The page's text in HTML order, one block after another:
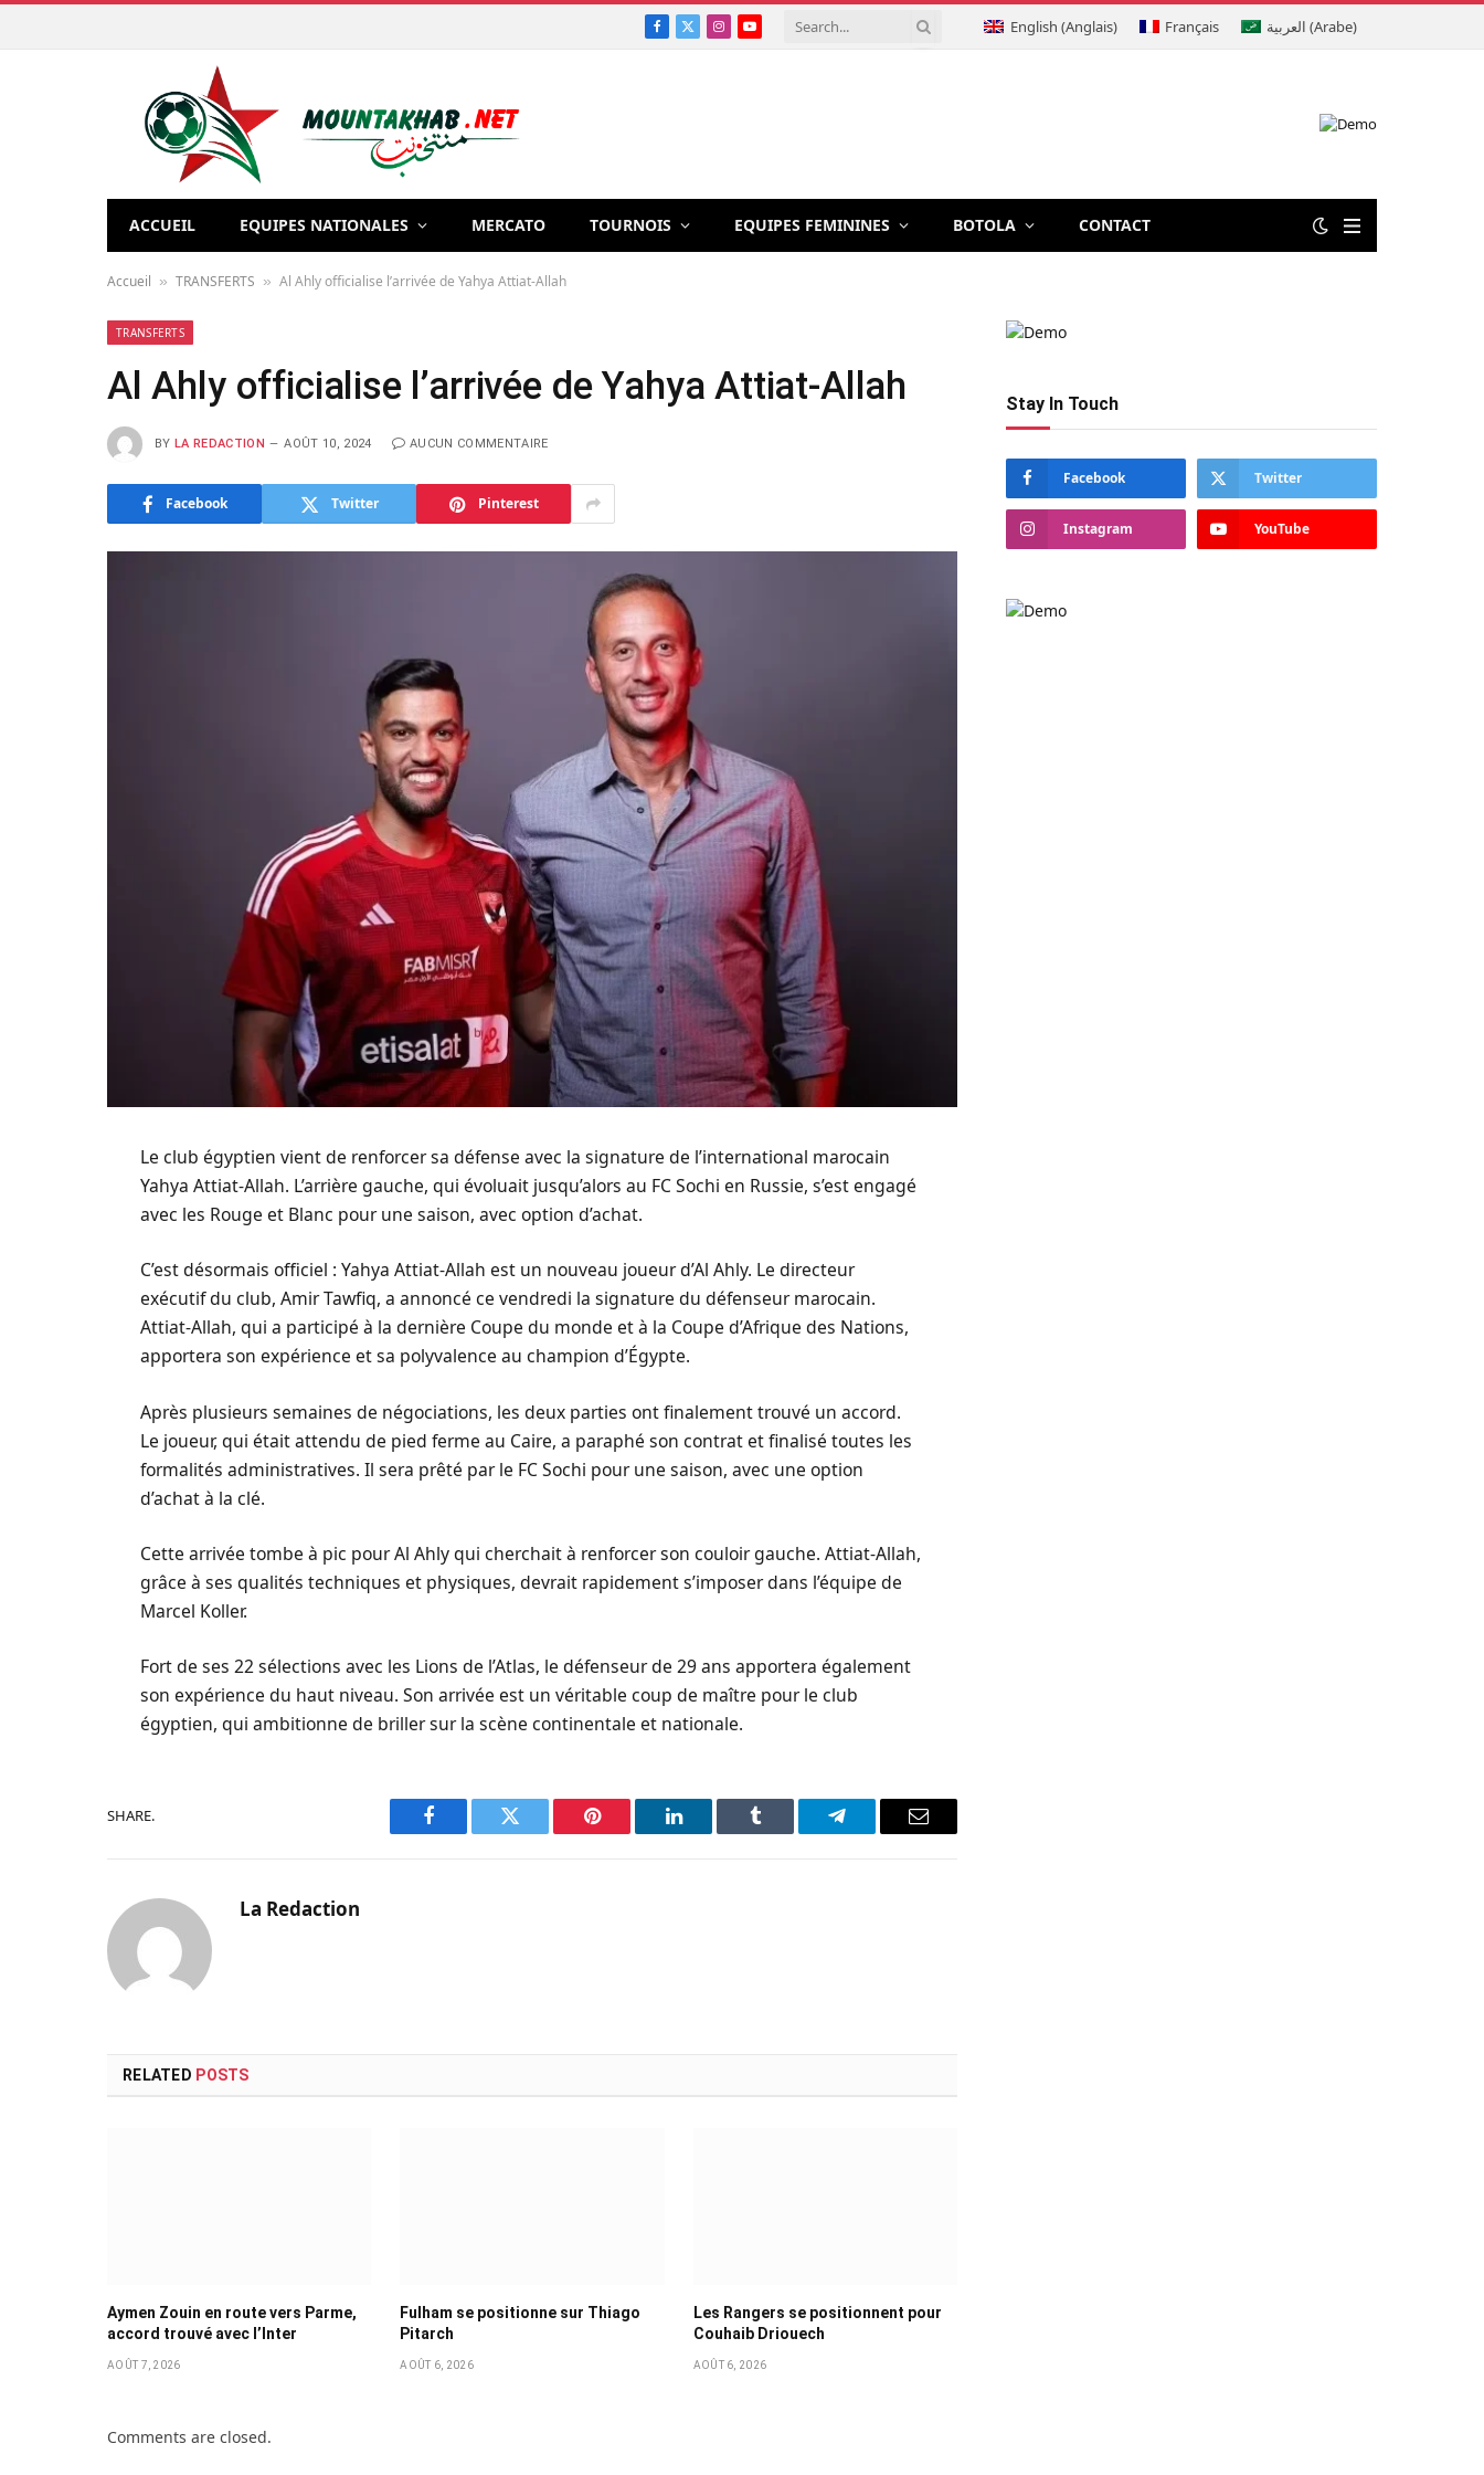
Facebook
X
Instagram
YouTube English (Anglais) Français العربية (Arabe)
ACCUEIL EQUIPES NATIONALES MERCATO TOURNOIS EQUIPES FEMININES BOTOLA CONTACT
Accueil » TRANSFERTS » Al Ahly officialise l’arrivée de Yahya Attiat-Allah
TRANSFERTS
Al Ahly officialise l’arrivée de Yahya Attiat-Allah
BY LA REDACTION AOÛT 10, 2024 AUCUN COMMENTAIRE
Facebook Twitter Pinterest
Le club égyptien vient de renforcer sa défense avec la signature de l’international marocain
Yahya Attiat-Allah. L’arrière gauche, qui évoluait jusqu’alors au FC Sochi en Russie, s’est engagé
avec les Rouge et Blanc pour une saison, avec option d’achat.
C’est désormais officiel : Yahya Attiat-Allah est un nouveau joueur d’Al Ahly. Le directeur
exécutif du club, Amir Tawfiq, a annoncé ce vendredi la signature du défenseur marocain.
Attiat-Allah, qui a participé à la dernière Coupe du monde et à la Coupe d’Afrique des Nations,
apportera son expérience et sa polyvalence au champion d’Égypte.
Après plusieurs semaines de négociations, les deux parties ont finalement trouvé un accord.
Le joueur, qui était attendu de pied ferme au Caire, a paraphé son contrat et finalisé toutes les
formalités administratives. Il sera prêté par le FC Sochi pour une saison, avec une option
d’achat à la clé.
Cette arrivée tombe à pic pour Al Ahly qui cherchait à renforcer son couloir gauche. Attiat-Allah,
grâce à ses qualités techniques et physiques, devrait rapidement s’imposer dans l’équipe de
Marcel Koller.
Fort de ses 22 sélections avec les Lions de l’Atlas, le défenseur de 29 ans apportera également
son expérience du haut niveau. Son arrivée est un véritable coup de maître pour le club
égyptien, qui ambitionne de briller sur la scène continentale et nationale.
SHARE.
Facebook Twitter Pinterest LinkedIn Tumblr Telegram Email
La Redaction
RELATED POSTS
Aymen Zouin en route vers Parme,
accord trouvé avec l’Inter
AOÛT 7, 2026
Fulham se positionne sur Thiago
Pitarch
AOÛT 6, 2026
Les Rangers se positionnent pour
Couhaib Driouech
AOÛT 6, 2026
Comments are closed.
Stay In Touch
Facebook Twitter
Instagram YouTube